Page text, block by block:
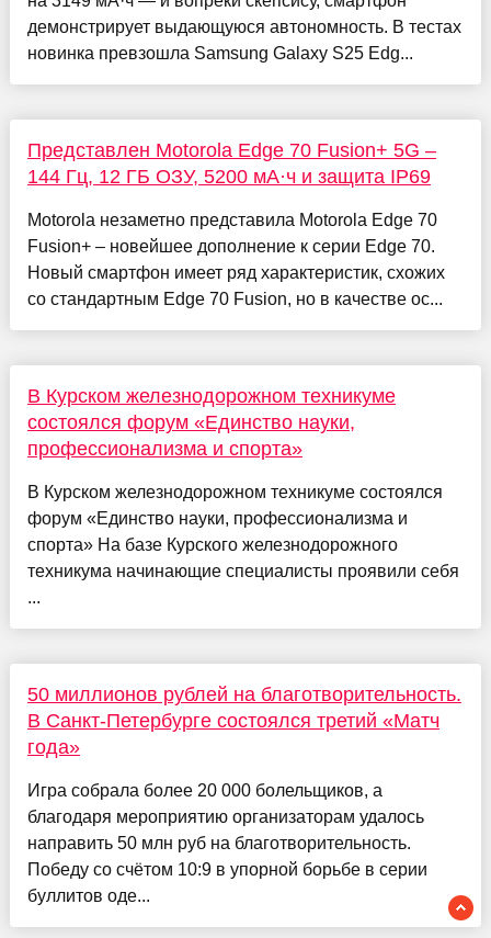
демонстрирует выдающуюся автономность. В тестах
новинка превзошла Samsung Galaxy S25 Edg...
Представлен Motorola Edge 70 Fusion+ 5G –
144 Гц, 12 ГБ ОЗУ, 5200 мА·ч и защита IP69
Motorola незаметно представила Motorola Edge 70
Fusion+ – новейшее дополнение к серии Edge 70.
Новый смартфон имеет ряд характеристик, схожих
со стандартным Edge 70 Fusion, но в качестве ос...
В Курском железнодорожном техникуме
состоялся форум «Единство науки,
профессионализма и спорта»
В Курском железнодорожном техникуме состоялся
форум «Единство науки, профессионализма и
спорта» На базе Курского железнодорожного
техникума начинающие специалисты проявили себя
...
50 миллионов рублей на благотворительность.
В Санкт-Петербурге состоялся третий «Матч
года»
Игра собрала более 20 000 болельщиков, а
благодаря мероприятию организаторам удалось
направить 50 млн руб на благотворительность.
Победу со счётом 10:9 в упорной борьбе в серии
буллитов оде...